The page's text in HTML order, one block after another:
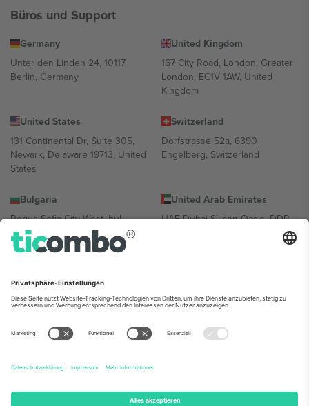
Büros und Support
Germany
Unter den Linden 24, 10117
Berlin, Germany
United Kingdom
167 City Road, London, Greater
London, EC1V 1AW, United
Kingdom
United States
131 Continental Dr, Suite 305,
Newark, Delaware 19713, United
States
Switzerland
Dorfstrasse 52a, 6390
Engelberg, Switzerland
Bulgaria
Regus Sofia City West, bul
Totleben 53-55, 1606 Sofia,
Bulgaria
United Arab Emirates
UAE Dubai Silicon Oasis, DDP
Building A1, Office 302, Dubai,
Mexico
Av Chapultepec 360, Roma
Norte, Cuauhtémoc, 06700
Ciudad de México, CDMX,
Mexico
Die juristische Person des Plattformanbieters kann je nach
Informationen finden Sie auf der jeweiligen Veranstaltungsseite, im